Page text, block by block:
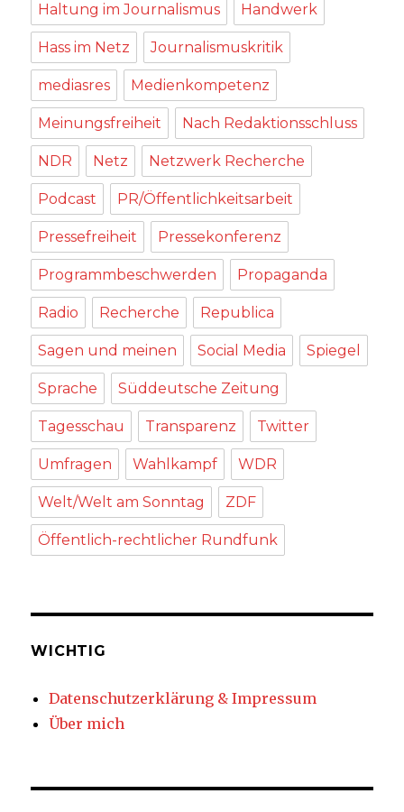
Haltung im Journalismus Handwerk
Hass im Netz Journalismuskritik
mediasres Medienkompetenz
Meinungsfreiheit Nach Redaktionsschluss
NDR Netz Netzwerk Recherche
Podcast PR/Öffentlichkeitsarbeit
Pressefreiheit Pressekonferenz
Programmbeschwerden Propaganda
Radio Recherche Republica
Sagen und meinen Social Media Spiegel
Sprache Süddeutsche Zeitung
Tagesschau Transparenz Twitter
Umfragen Wahlkampf WDR
Welt/Welt am Sonntag ZDF
Öffentlich-rechtlicher Rundfunk
WICHTIG
Datenschutzerklärung & Impressum
Über mich